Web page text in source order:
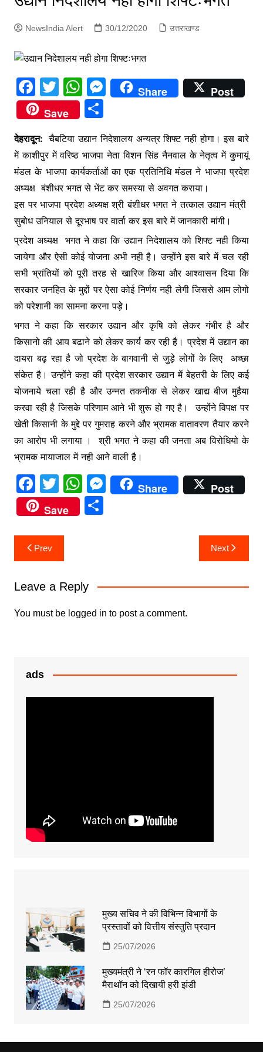
NewsIndia Alert 30/12/2020 उत्तराखण्ड
F
a
c
e
b
o
o
k
T
w
itt
er
W
h
at
s
A
p
p
M
e
s
e
n
g
er
Share
Post
Save
S
ar
e
देहरादून: चैबटिया उद्यान निदेशालय अन्यत्र शिफ्ट नही होगा। इस बारे
में काशीपुर में वरिष्ठ भाजपा नेता विशन सिंह नैनवाल के नेतृत्व में कुमायूं
मंडल के भाजपा कार्यकर्ताओं का एक प्रतिनिधि मंडल ने भाजपा प्रदेश
अध्यक्ष बंशीधर भगत से भेंट कर समस्या से अवगत कराया।
इस पर भाजपा प्रदेश अध्यक्ष श्री बंशीधर भगत ने तत्काल उद्यान मंत्री
सुबोध उनियाल से दूरभाष पर वार्ता कर इस बारे में जानकारी मांगी।
प्रदेश अध्यक्ष भगत ने कहा कि उद्यान निदेशालय को शिफ्ट नही किया
जायेगा और ऐसी कोई योजना अभी नही है। उन्होंने इस बारे में चल रही
सभी भ्रांतियों को पूरी तरह से खारिज किया और आश्वासन दिया कि
सरकार जनहित के मुद्दों पर ऐसा कोई निर्णय नही लेगी जिससे आम लोगो
को परेशानी का सामना करना पड़े।
भगत ने कहा कि सरकार उद्यान और कृषि को लेकर गंभीर है और
किसानो की आय बढाने को लेकर कार्य कर रही है। प्रदेश में उद्यान का
दायरा बढ़ रहा है जो प्रदेश के बागवानी से जुड़े लोगों के लिए अच्छा
संकेत है। उन्होंने कहा की प्रदेश सरकार उद्यान में बेहतरी के लिए कई
योजनाये चला रही है और उन्नत तकनीक से लेकर खाद्य बीज मुहैया
करवा रही है जिसके परिणाम आने भी शुरू हो गए है। उन्होंने विपक्ष पर
खेती किसानी के मुद्दे पर गुमराह करने और भ्रामक वातावरण तैयार करने
का आरोप भी लगाया । श्री भगत ने कहा की जनता अब विरोधियो के
भ्रामक मायाजाल में नही आने वाली है।
F
a
c
e
b
o
k
T
w
itt
er
W
h
at
p
p
M
e
er
Share
Post
Save
S
Post
navigation
Prev Next
Leave a Reply
You must be logged in to post a comment.
ads
मुख्य सचिव ने की विभिन्न विभागों के
प्रस्तावों को वित्तीय संस्तुति प्रदान
25/07/2026
मुख्यमंत्री ने ‘रन फॉर कारगिल हीरोज’
मैराथॉन को दिखायी हरी झंडी
25/07/2026